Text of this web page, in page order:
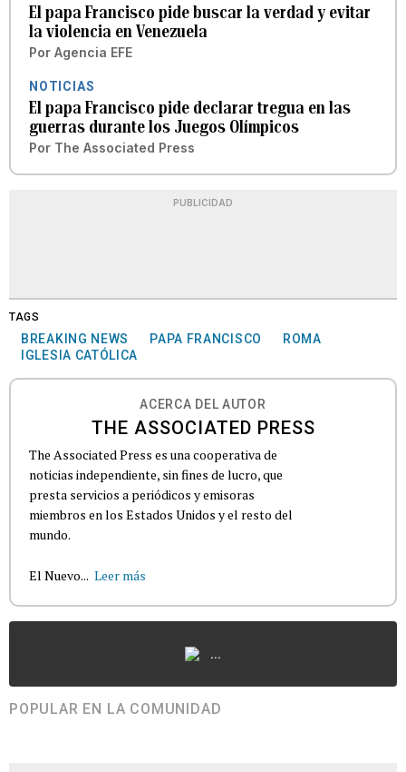
El papa Francisco pide buscar la verdad y evitar
la violencia en Venezuela
Por Agencia EFE
NOTICIAS
El papa Francisco pide declarar tregua en las
guerras durante los Juegos Olímpicos
Por The Associated Press
PUBLICIDAD
TAGS
BREAKING NEWS PAPA FRANCISCO
ROMA
IGLESIA CATÓLICA
ACERCA DEL AUTOR
THE ASSOCIATED PRESS
The Associated Press es una cooperativa de
noticias independiente, sin fines de lucro, que
presta servicios a periódicos y emisoras
miembros en los Estados Unidos y el resto del
mundo.
El Nuevo... Leer más
...
POPULAR EN LA COMUNIDAD